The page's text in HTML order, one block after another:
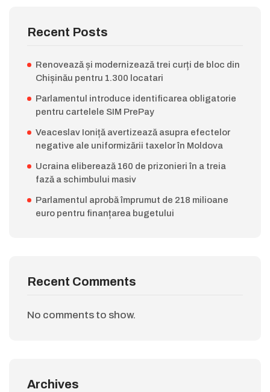
Recent Posts
Renovează și modernizează trei curți de bloc din
Chișinău pentru 1.300 locatari
Parlamentul introduce identificarea obligatorie
pentru cartelele SIM PrePay
Veaceslav Ioniță avertizează asupra efectelor
negative ale uniformizării taxelor în Moldova
Ucraina eliberează 160 de prizonieri în a treia
fază a schimbului masiv
Parlamentul aprobă împrumut de 218 milioane
euro pentru finanțarea bugetului
Recent Comments
No comments to show.
Archives